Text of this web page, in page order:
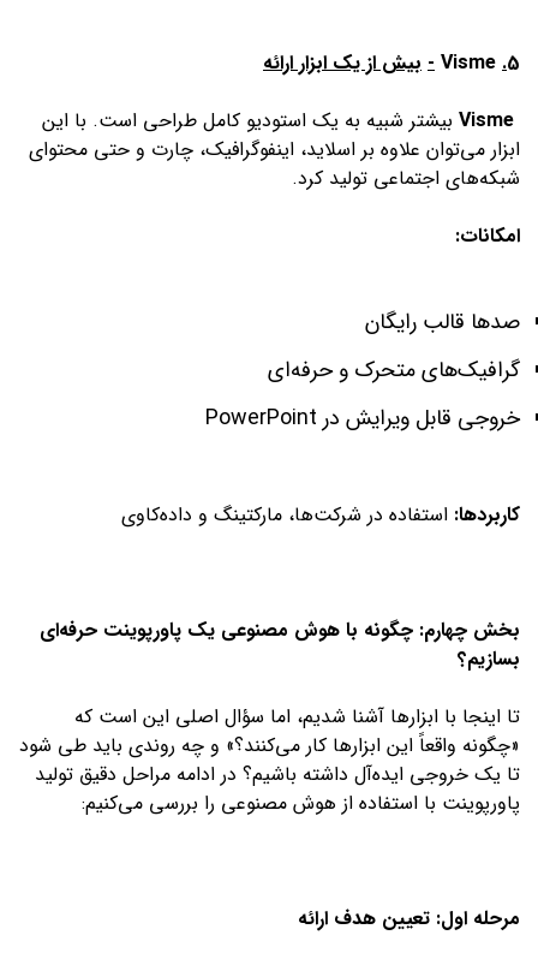
5
.
- بیش از یک ابزار ارائه
بیشتر شبیه به یک استودیو کامل طراحی است. با این
ابزار می‌توان علاوه بر اسلاید، اینفوگرافیک، چارت و حتی محتوای
شبکه‌های اجتماعی تولید کرد.
امکانات:
صدها قالب رایگان
گرافیک‌های متحرک و حرفه‌ای
خروجی قابل ویرایش در PowerPoint
کاربردها: استفاده در شرکت‌ها، مارکتینگ و داده‌کاوی
بخش چهارم: چگونه با هوش مصنوعی یک پاورپوینت حرفه‌ای
بسازیم؟
تا اینجا با ابزارها آشنا شدیم، اما سؤال اصلی این است که
«چگونه واقعاً این ابزارها کار می‌کنند؟» و چه روندی باید طی شود
تا یک خروجی ایده‌آل داشته باشیم؟ در ادامه مراحل دقیق تولید
پاورپوینت با استفاده از هوش مصنوعی را بررسی می‌کنیم:
مرحله اول: تعیین هدف ارائه